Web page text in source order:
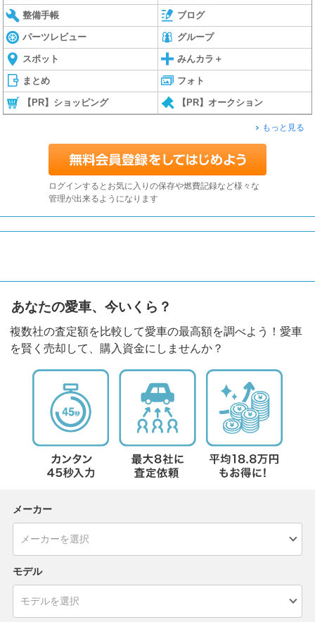
整備手帳 ブログ
パーツレビュー グループ
スポット みんカラ＋
まとめ フォト
【PR】ショッピング 【PR】オークション
もっと見る
ログインするとお気に入りの保存や燃費記録など様々な
管理が出来るようになります
あなたの愛車、今いくら？
複数社の査定額を比較して愛車の最高額を調べよう！愛車
を賢く売却して、購入資金にしませんか？
メーカー
モデル